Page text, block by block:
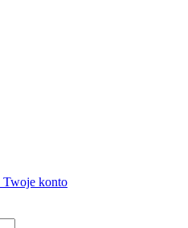
Twoje konto